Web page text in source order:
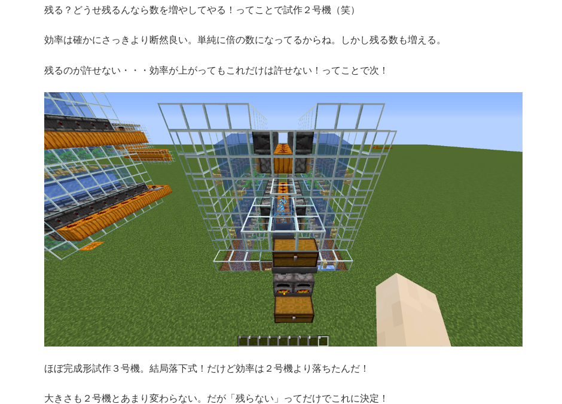
残る？どうせ残るんなら数を増やしてやる！ってことで試作２号機（笑）
効率は確かにさっきより断然良い。単純に倍の数になってるからね。しかし残る数も増える。
残るのが許せない・・・効率が上がってもこれだけは許せない！ってことで次！
ほぼ完成形試作３号機。結局落下式！だけど効率は２号機より落ちたんだ！
大きさも２号機とあまり変わらない。だが「残らない」ってだけでこれに決定！